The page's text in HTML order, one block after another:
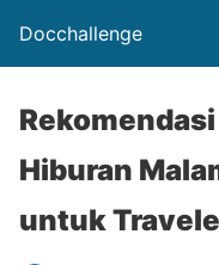
Docchallenge
Hiburan
untuk